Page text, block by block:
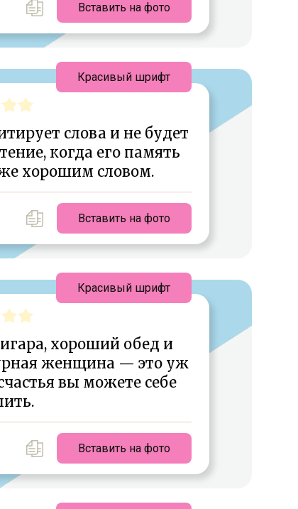
Вставить на фото
слова и не будет
когда его память
хорошим словом.
Вставить на фото
Красивый шрифт
хороший обед и
женщина — это уж
вы можете себе
Вставить на фото
Красивый шрифт